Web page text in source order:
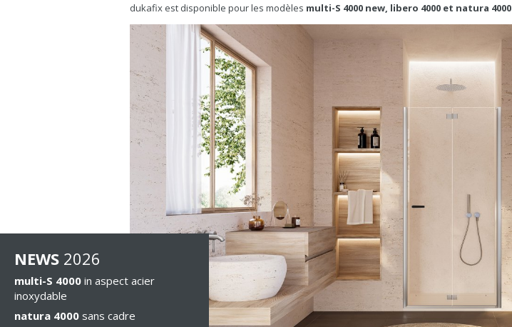
dukafix est disponible pour les modèles multi-S 4000 new, libero 4000 et natura 4000
NEWS 2026
multi-S 4000 in aspect acier
inoxydable
natura 4000 sans cadre